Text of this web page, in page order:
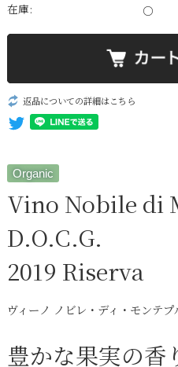
在庫:
○
返品についての詳細はこちら
Organic
Vino Nobile di
D.O.C.G.
2019 Riserva
ヴィーノ ノビレ・ディ・モンテ
豊かな果実の香